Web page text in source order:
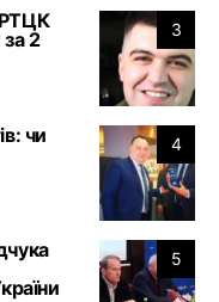
3
2
4
чи
5